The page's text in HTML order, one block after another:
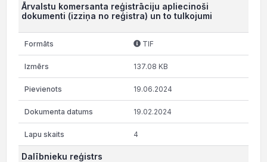
Ārvalstu komersanta reģistrāciju apliecinoši
dokumenti (izziņa no reģistra) un to tulkojumi
TIF
137.08 KB
19.06.2024
19.02.2024
4
Dalībnieku reģistrs